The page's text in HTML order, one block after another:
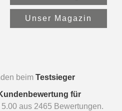
Unser Magazin
beim Testsieger
für
5.00 aus 2465 Bewertungen.